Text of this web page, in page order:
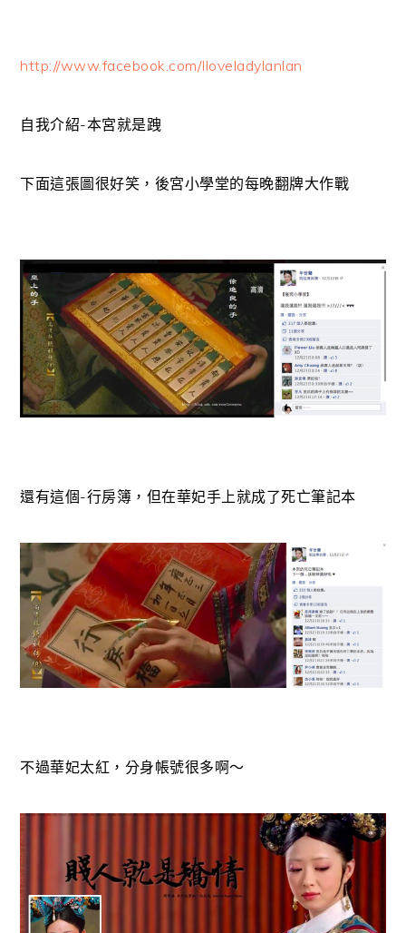
http://www.facebook.com/Iloveladylanlan
自我介紹-本宮就是跩
下面這張圖很好笑，後宮小學堂的每晚翻牌大作戰
還有這個-行房簿，但在華妃手上就成了死亡筆記本
不過華妃太紅，分身帳號很多啊～